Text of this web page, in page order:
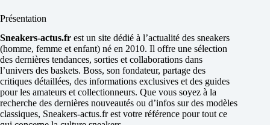
Présentation
Sneakers-actus.fr est un site dédié à l’actualité des sneakers
(homme, femme et enfant) né en 2010. Il offre une sélection
des dernières tendances, sorties et collaborations dans
l’univers des baskets. Boss, son fondateur, partage des
critiques détaillées, des informations exclusives et des guides
pour les amateurs et collectionneurs. Que vous soyez à la
recherche des dernières nouveautés ou d’infos sur des modèles
classiques, Sneakers-actus.fr est votre référence pour tout ce